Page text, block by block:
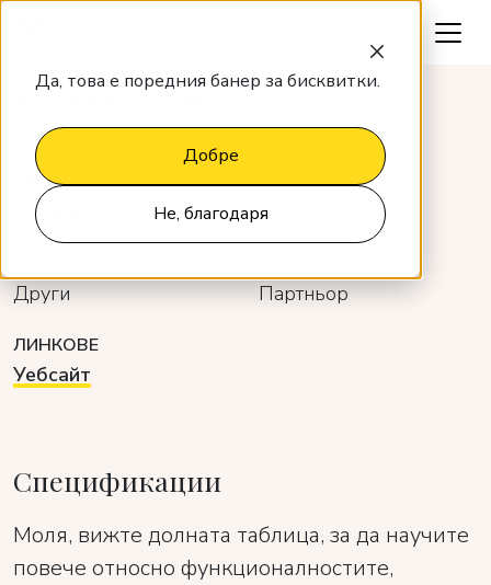
Да, това е поредния банер за бисквитки.
Добре
Не, благодаря
ЧРЕЗ BOWO
Wifirst
Други Партньор
ЛИНКОВЕ
Уебсайт
Спецификации
Моля, вижте долната таблица, за да научите
повече относно функционалностите,